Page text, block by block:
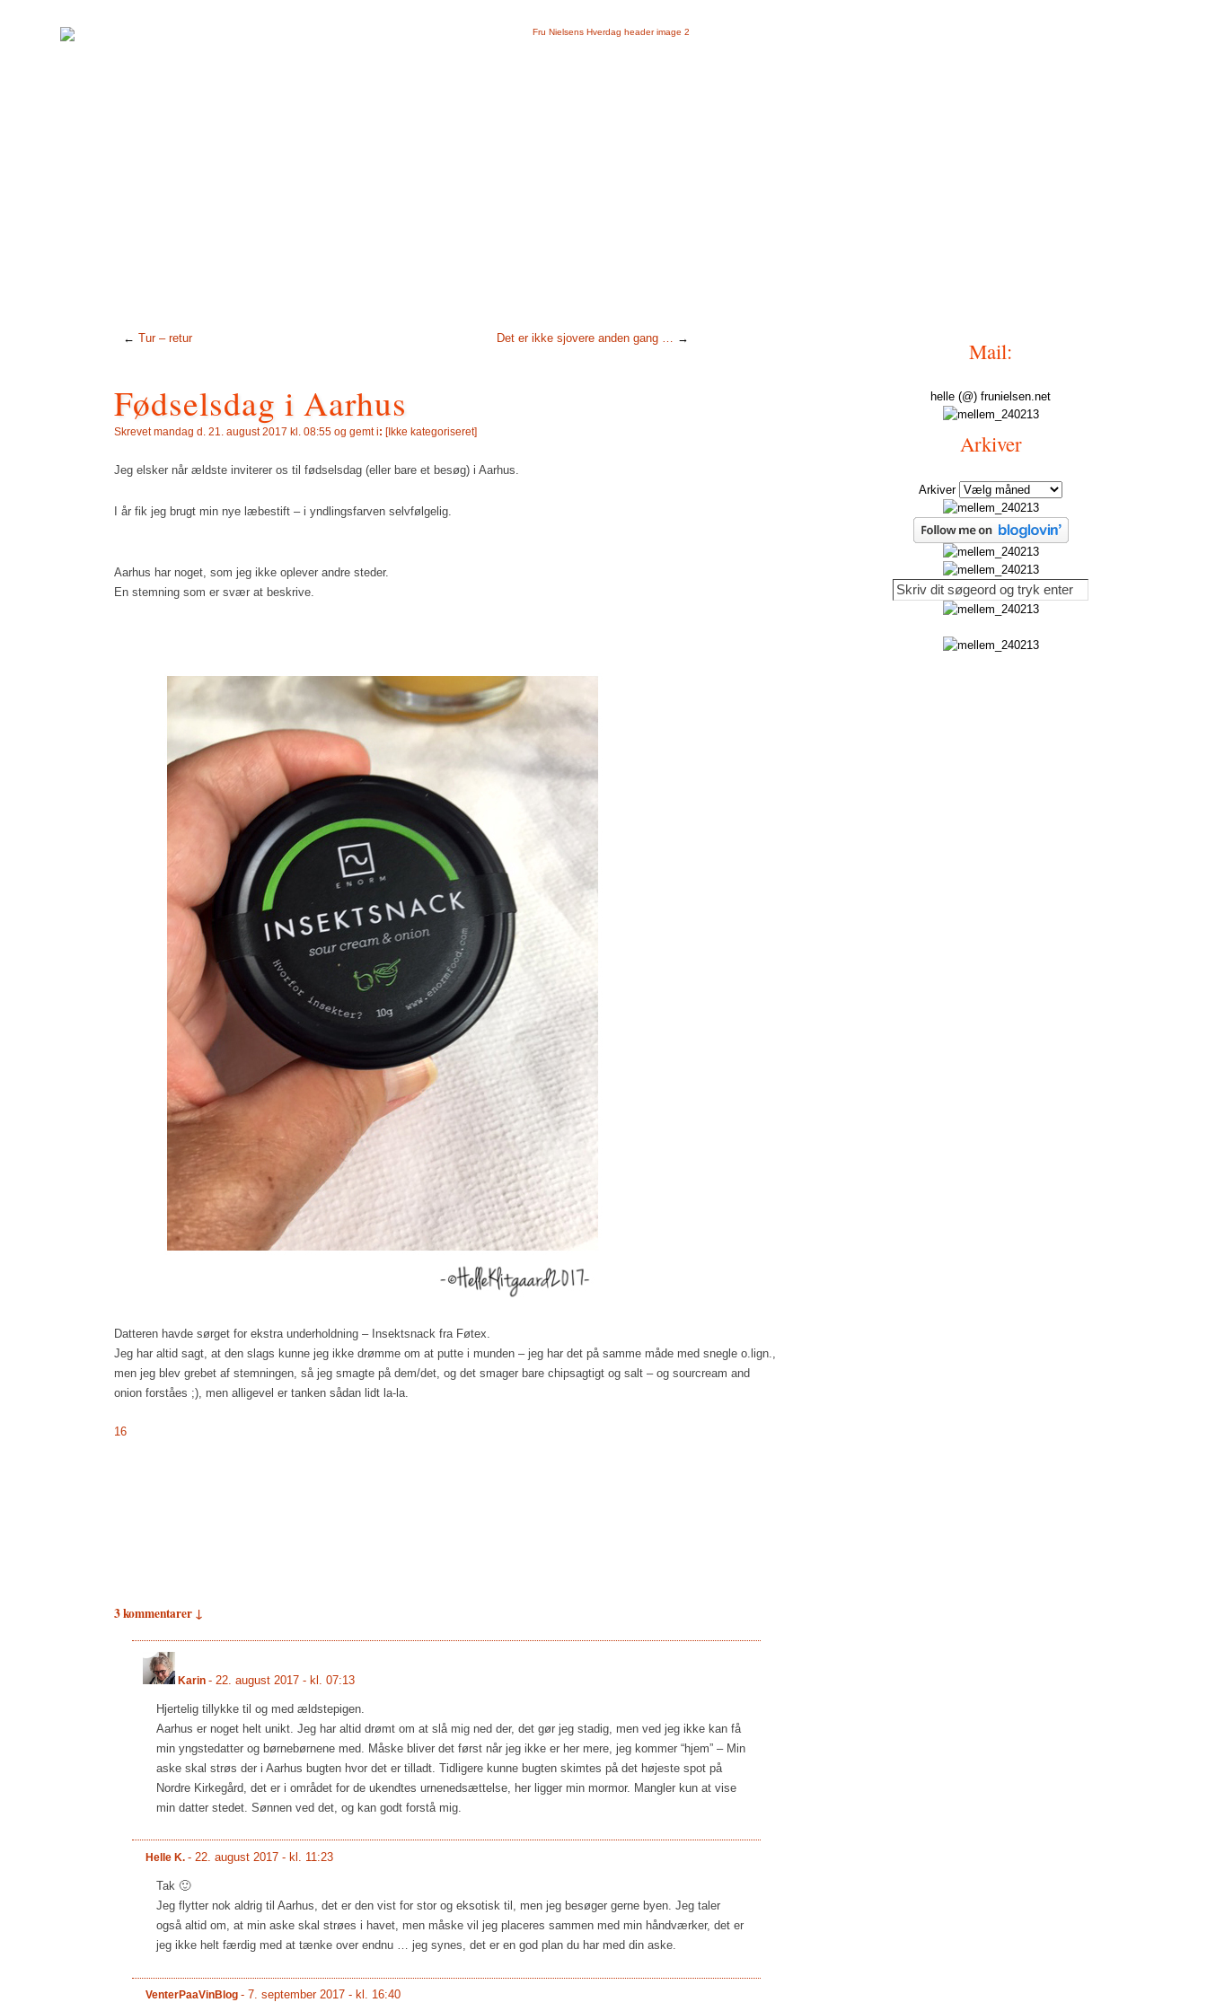
← Tur – retur Det er ikke sjovere anden gang … →
Fødselsdag i Aarhus
Skrevetmandag d. 21. august 2017 kl. 08:55 og gemt i: [Ikke kategoriseret]
Jeg elsker når ældste inviterer os til fødselsdag (eller bare et besøg) i Aarhus.
I år fik jeg brugt min nye læbestift – i yndlingsfarven selvfølgelig.
Aarhus har noget, som jeg ikke oplever andre steder.
En stemning som er svær at beskrive.
Datteren havde sørget for ekstra underholdning – Insektsnack fra Føtex.
Jeg har altid sagt, at den slags kunne jeg ikke drømme om at putte i munden – jeg har det på samme måde med snegle o.lign.,
men jeg blev grebet af stemningen, så jeg smagte på dem/det, og det smager bare chipsagtigt og salt – og sourcream and
onion forståes ;), men alligevel er tanken sådan lidt la-la.
16
3 kommentarer ↓
Karin - 22. august 2017 - kl. 07:13
Hjertelig tillykke til og med ældstepigen.
Aarhus er noget helt unikt. Jeg har altid drømt om at slå mig ned der, det gør jeg stadig, men ved jeg ikke kan få
min yngstedatter og børnebørnene med. Måske bliver det først når jeg ikke er her mere, jeg kommer “hjem” – Min
aske skal strøs der i Aarhus bugten hvor det er tilladt. Tidligere kunne bugten skimtes på det højeste spot på
Nordre Kirkegård, det er i området for de ukendtes urnenedsættelse, her ligger min mormor. Mangler kun at vise
min datter stedet. Sønnen ved det, og kan godt forstå mig.
Helle K. - 22. august 2017 - kl. 11:23
Tak 🙂
Jeg flytter nok aldrig til Aarhus, det er den vist for stor og eksotisk til, men jeg besøger gerne byen. Jeg taler
også altid om, at min aske skal strøes i havet, men måske vil jeg placeres sammen med min håndværker, det er
jeg ikke helt færdig med at tænke over endnu … jeg synes, det er en god plan du har med din aske.
VenterPaaVinBlog - 7. september 2017 - kl. 16:40
Mail:
helle (@) frunielsen.net
Arkiver
Arkiver